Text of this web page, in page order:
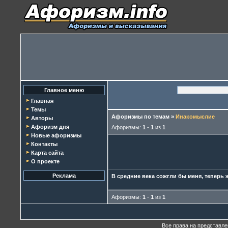
Главное меню
Главная
Темы
Авторы
Афоризм дня
Новые афоризмы
Контакты
Карта сайта
О проекте
Реклама
Афоризмы по темам » Инакомыслие
Афоризмы: 1 - 1 из 1
В средние века сожгли бы меня, теперь
Афоризмы: 1 - 1 из 1
Все права на